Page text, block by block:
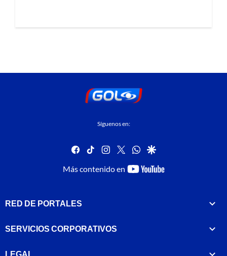
Síguenos en:
facebook
tiktok instagram
twitterwhatsapp
google
Más contenido en
youtube-
RED DE PORTALES
SERVICIOS CORPORATIVOS
LEGAL